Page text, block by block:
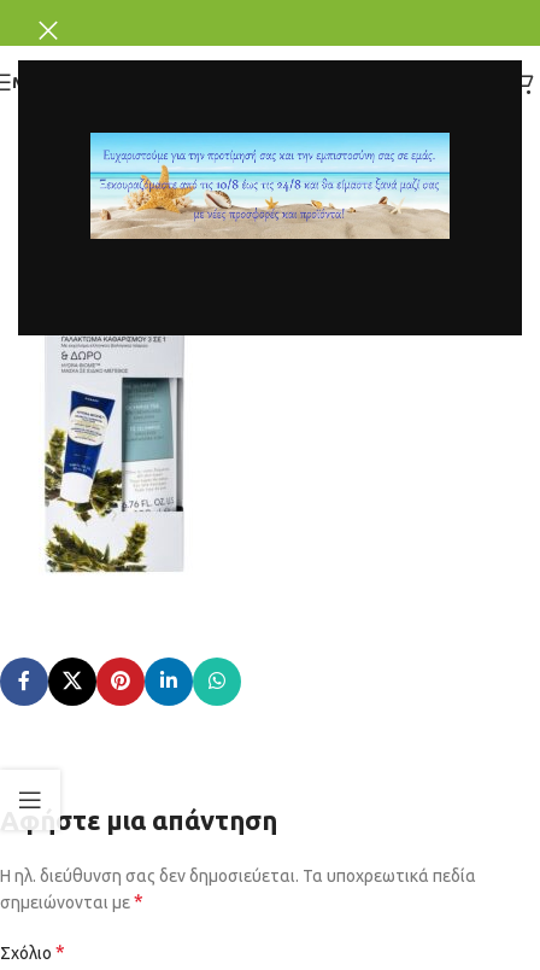
ΜΕΝΟΥ
parafarmakeioΕνεργό 30 Ιουλίου, 2020 0
Αφήστε μια απάντηση
Η ηλ. διεύθυνση σας δεν δημοσιεύεται. Τα υποχρεωτικά πεδία
σημειώνονται με*
Σχόλιο *